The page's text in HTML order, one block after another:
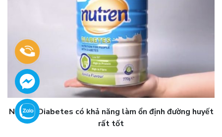
Nutren Diabetes có khả năng làm ổn định đường huyết
rất tốt